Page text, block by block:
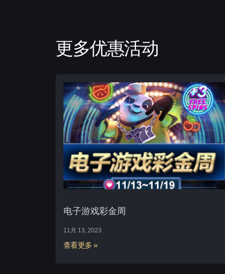
更多优惠活动
电子游戏彩金周
11月 13, 2023
查看更多 »